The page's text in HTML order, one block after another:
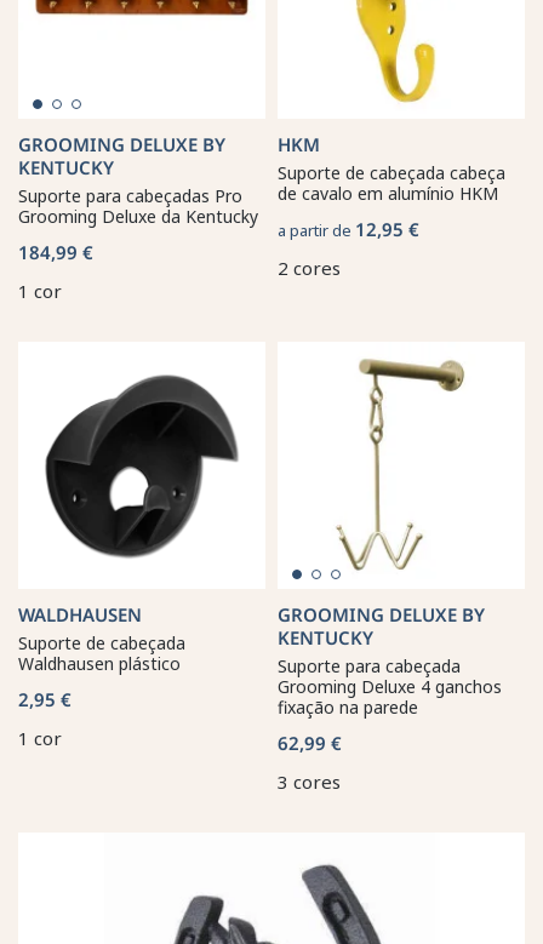
GROOMING DELUXE BY
KENTUCKY
Suporte para cabeçadas Pro
Grooming Deluxe da Kentucky
184,99 €
1 cor
HKM
Suporte de cabeçada cabeça
de cavalo em alumínio HKM
a partir de 12,95 €
2 cores
WALDHAUSEN
Suporte de cabeçada
Waldhausen plástico
2,95 €
1 cor
GROOMING DELUXE BY
KENTUCKY
Suporte para cabeçada
Grooming Deluxe 4 ganchos
fixação na parede
62,99 €
3 cores